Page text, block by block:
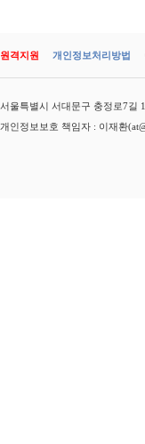
원격지원 개인정보처리방법
서울특별시 서대문구 충정로7길
개인정보보호 책임자 : 이재환